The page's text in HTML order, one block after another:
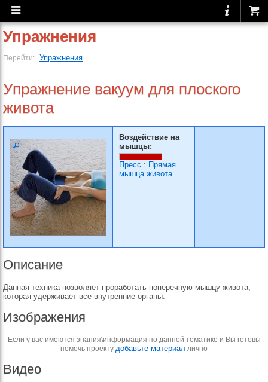
Упражнения
Перейти: Упражнения
Упражнение вакуум для плоского
живота
Воздействие на
мышцы:
Пресс : Прямая
мышца живота
Описание
Данная техника позволяет проработать поперечную мышцу живота,
которая удерживает все внутренние органы.
Изображения
Если у вас имеются знания\информация по данной тематике и Вы готовы
помочь проекту добавьте материал лично
Видео